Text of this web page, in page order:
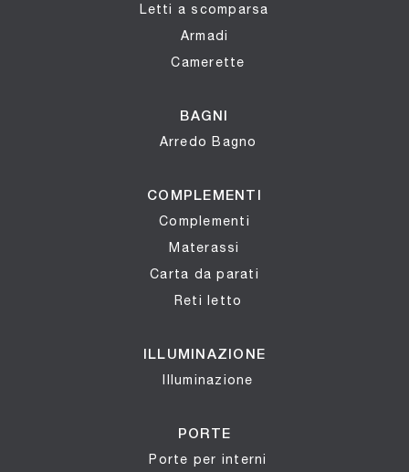
Letti a scomparsa
Armadi
Camerette
BAGNI
Arredo Bagno
COMPLEMENTI
Complementi
Materassi
Carta da parati
Reti letto
ILLUMINAZIONE
Illuminazione
PORTE
Porte per interni